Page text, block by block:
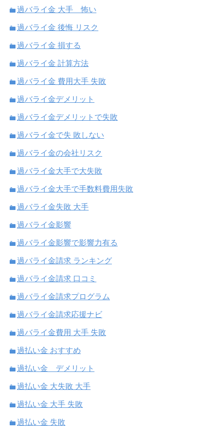
過バライ金 大手 怖い
過バライ金 後悔 リスク
過バライ金 損する
過バライ金 計算方法
過バライ金 費用大手 失敗
過バライ金デメリット
過バライ金デメリットで失敗
過バライ金で失 敗しない
過バライ金の会社リスク
過バライ金大手で大失敗
過バライ金大手で手数料費用失敗
過バライ金失敗 大手
過バライ金影響
過バライ金影響で影響力有る
過バライ金請求 ランキング
過バライ金請求 口コミ
過バライ金請求プログラム
過バライ金請求応援ナビ
過バライ金費用 大手 失敗
過払い金 おすすめ
過払い金 デメリット
過払い金 大失敗 大手
過払い金 大手 失敗
過払い金 失敗